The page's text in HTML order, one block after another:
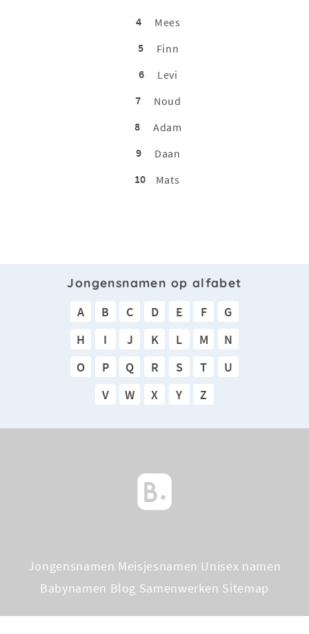
4
Mees
5
Finn
6
Levi
7
Noud
8
Adam
9
Daan
10
Mats
Jongensnamen op alfabet
A B C D E F
G
H
I J K L M
N
O
P Q R S T
U
V
W X Y Z
Jongensnamen Meisjesnamen Unisex namen
Babynamen Blog Samenwerken Sitemap